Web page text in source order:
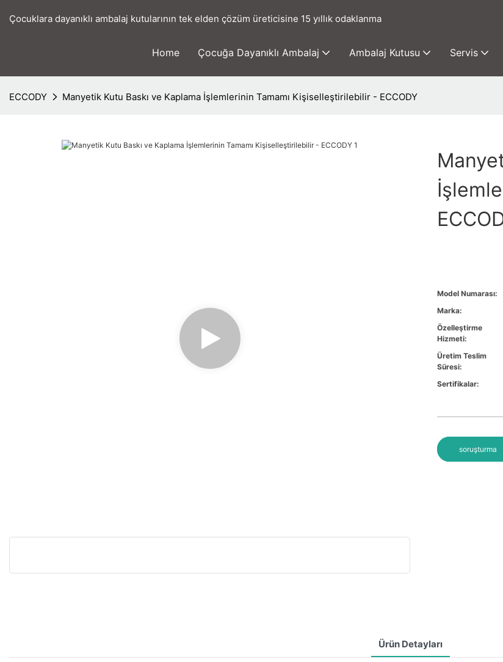
Çocuklara dayanıklı ambalaj kutularının tek elden çözüm üreticisine 15 yıllık odaklanma
Home Çocuğa Dayanıklı Ambalaj Ambalaj Kutusu Servis
ECCODY Manyetik Kutu Baskı ve Kaplama İşlemlerinin Tamamı Kişiselleştirilebilir - ECCODY
Model Numarası:
Marka:
Özelleştirme
Hizmeti:
Üretim Teslim
Süresi:
Sertifikalar:
soruşturma
Ürün Detayları